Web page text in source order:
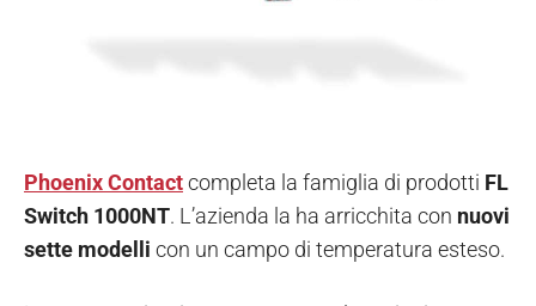
Phoenix Contactcompleta la famiglia di prodotti FL
Switch 1000NT. L’azienda la ha arricchita con nuovi
sette modelli con un campo di temperatura esteso.